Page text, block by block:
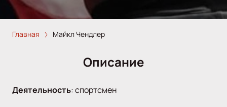
Главная Майкл Чендлер
Описание
Деятельность:спортсмен